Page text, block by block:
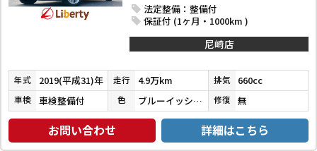
法定整備：整備付
保証付 (1ヶ月・1000km )
尼崎店
年式 2019(平成31)年 走行 4.9万km 排気 660cc
車検 車検整備付 色 ブルーイッシュブラックパール３ 修復 無
お問い合わせ 詳細はこちら